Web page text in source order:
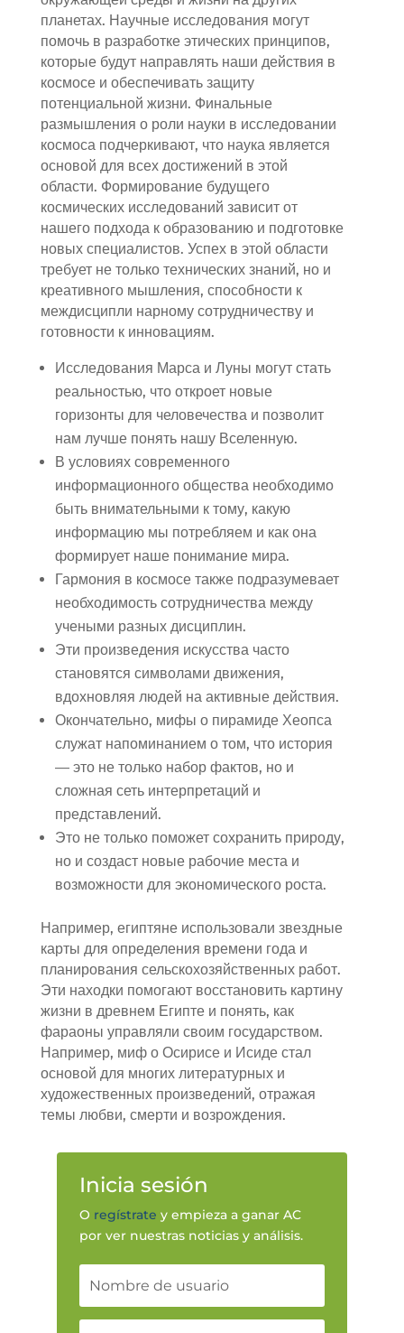
планетах. Научные исследования могут
помочь в разработке этических принципов,
которые будут направлять наши действия в
космосе и обеспечивать защиту
потенциальной жизни. Финальные
размышления о роли науки в исследовании
космоса подчеркивают, что наука является
основой для всех достижений в этой
области. Формирование будущего
космических исследований зависит от
нашего подхода к образованию и подготовке
новых специалистов. Успех в этой области
требует не только технических знаний, но и
креативного мышления, способности к
междисципли нарному сотрудничеству и
готовности к инновациям.
Исследования Марса и Луны могут стать
реальностью, что откроет новые
горизонты для человечества и позволит
нам лучше понять нашу Вселенную.
В условиях современного
информационного общества необходимо
быть внимательными к тому, какую
информацию мы потребляем и как она
формирует наше понимание мира.
Гармония в космосе также подразумевает
необходимость сотрудничества между
учеными разных дисциплин.
Эти произведения искусства часто
становятся символами движения,
вдохновляя людей на активные действия.
Окончательно, мифы о пирамиде Хеопса
служат напоминанием о том, что история
— это не только набор фактов, но и
сложная сеть интерпретаций и
представлений.
Это не только поможет сохранить природу,
но и создаст новые рабочие места и
возможности для экономического роста.
Например, египтяне использовали звездные
карты для определения времени года и
планирования сельскохозяйственных работ.
Эти находки помогают восстановить картину
жизни в древнем Египте и понять, как
фараоны управляли своим государством.
Например, миф о Осирисе и Исиде стал
основой для многих литературных и
художественных произведений, отражая
темы любви, смерти и возрождения.
Inicia sesión
O regístrate y empieza a ganar AC
por ver nuestras noticias y análisis.